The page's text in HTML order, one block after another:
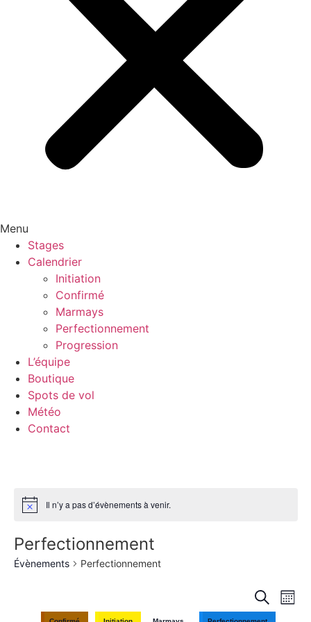
Menu
Stages
Calendrier
Initiation
Confirmé
Marmays
Perfectionnement
Progression
L’équipe
Boutique
Spots de vol
Météo
Contact
Il n’y a pas d’évènements à venir.
Perfectionnement
Évènements Perfectionnement
Recherche
Mois